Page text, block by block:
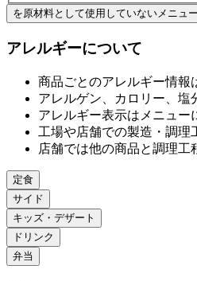
を原材料として使用していないメニュ
アレルギーについて
商品ごとのアレルギー情報
アレルゲン、カロリー、塩
アレルギー表⽰はメニュー
⼯場や店舗での製造・調理
店舗では他の商品と調理⼯
定食
サイド
キッズ・デザート
ドリンク
弁当